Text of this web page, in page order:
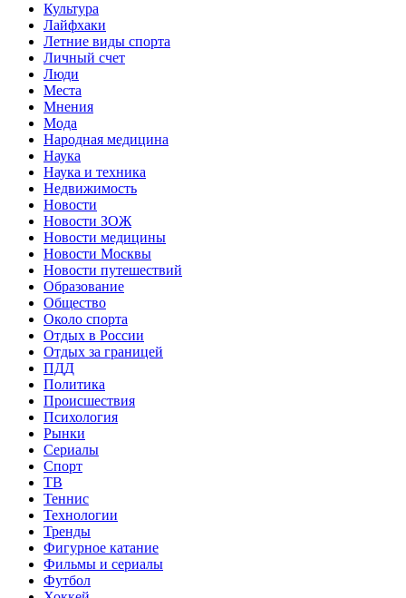
Культура
Лайфхаки
Летние виды спорта
Личный счет
Люди
Места
Мнения
Мода
Народная медицина
Наука
Наука и техника
Недвижимость
Новости
Новости ЗОЖ
Новости медицины
Новости Москвы
Новости путешествий
Образование
Общество
Около спорта
Отдых в России
Отдых за границей
ПДД
Политика
Происшествия
Психология
Рынки
Сериалы
Спорт
ТВ
Теннис
Технологии
Тренды
Фигурное катание
Фильмы и сериалы
Футбол